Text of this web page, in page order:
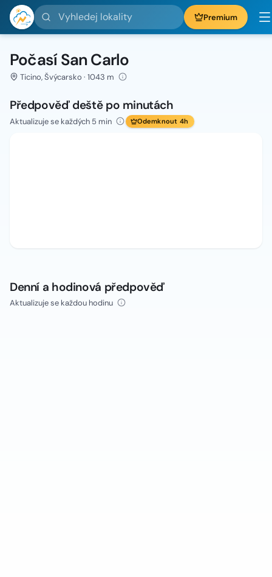
Vyhledej lokality Premium
Počasí San Carlo
Ticino, Švýcarsko · 1043 m
Předpověď deště po minutách
Aktualizuje se každých 5 min Odemknout 4h
Denní a hodinová předpověď
Aktualizuje se každou hodinu